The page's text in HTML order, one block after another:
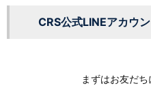
CRS公式LINEアカウ
まずはお友だ